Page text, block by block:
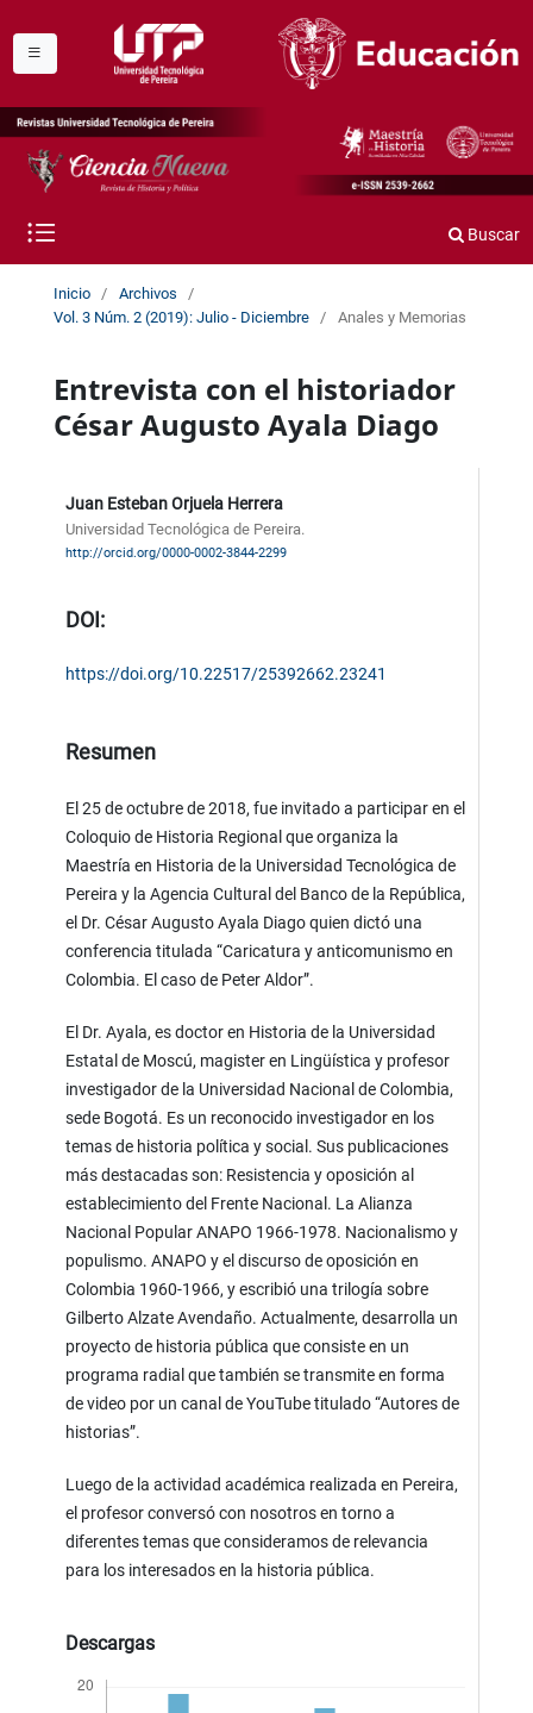
Buscar
Inicio / Archivos
/
Vol. 3 Núm. 2 (2019): Julio - Diciembre
/ Anales y Memorias
Entrevista con el historiador
César Augusto Ayala Diago
Juan Esteban Orjuela Herrera
Universidad Tecnológica de Pereira.
http://orcid.org/0000-0002-3844-2299
DOI:
https://doi.org/10.22517/25392662.23241
Resumen
El 25 de octubre de 2018, fue invitado a participar en el
Coloquio de Historia Regional que organiza la
Maestría en Historia de la Universidad Tecnológica de
Pereira y la Agencia Cultural del Banco de la República,
el Dr. César Augusto Ayala Diago quien dictó una
conferencia titulada “Caricatura y anticomunismo en
Colombia. El caso de Peter Aldor”.
El Dr. Ayala, es doctor en Historia de la Universidad
Estatal de Moscú, magister en Lingüística y profesor
investigador de la Universidad Nacional de Colombia,
sede Bogotá. Es un reconocido investigador en los
temas de historia política y social. Sus publicaciones
más destacadas son: Resistencia y oposición al
establecimiento del Frente Nacional. La Alianza
Nacional Popular ANAPO 1966-1978. Nacionalismo y
populismo. ANAPO y el discurso de oposición en
Colombia 1960-1966, y escribió una trilogía sobre
Gilberto Alzate Avendaño. Actualmente, desarrolla un
proyecto de historia pública que consiste en un
programa radial que también se transmite en forma
de video por un canal de YouTube titulado “Autores de
historias”.
Luego de la actividad académica realizada en Pereira,
el profesor conversó con nosotros en torno a
diferentes temas que consideramos de relevancia
para los interesados en la historia pública.
Descargas